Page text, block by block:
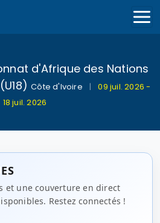
d'Afrique des Nations
Côte d'Ivoire |
09 juil. 2026 -
18 juil. 2026
et une couverture en direct
Restez connectés !